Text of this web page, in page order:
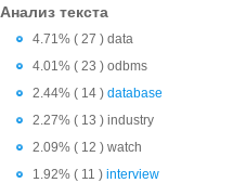
Анализ текста
4.71% ( 27 ) data
4.01% ( 23 ) odbms
2.44% ( 14 ) database
2.27% ( 13 ) industry
2.09% ( 12 ) watch
1.92% ( 11 ) interview